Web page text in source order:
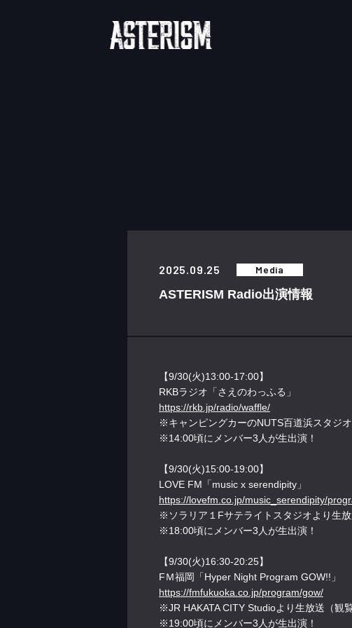
2025.09.25 Media
ASTERISM Radio出演情報
【9/30(火)13:00-17:00】
RKBラジオ「さえのわっふる」
https://rkb.jp/radio/waffle/
※キャンピングカーのNUTS百道浜スタジ
※14:00頃にメンバー3人が生出演！
【9/30(火)15:00-19:00】
LOVE FM「music x serendipity」
https://lovefm.co.jp/music_serendipity/
※ソラリア１Fサテライトスタジオより生放
※18:00頃にメンバー3人が生出演！
【9/30(火)16:30-20:25】
FＭ福岡「Hyper Night Program GOW!!」
https://fmfukuoka.co.jp/program/gow/
※JR HAKATA CITY Studioより生放送（観覧
※19:00頃にメンバー3人が生出演！